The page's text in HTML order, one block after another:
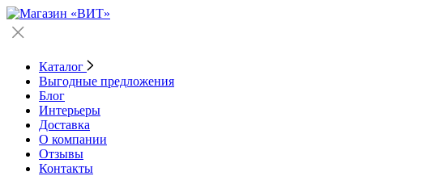
Каталог
Выгодные предложения
Блог
Интерьеры
Доставка
О компании
Отзывы
Контакты